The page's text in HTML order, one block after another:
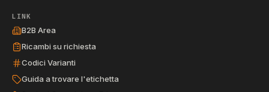
LINK
B2B Area
Ricambi su richiesta
Codici Varianti
Guida a trovare l'etichetta